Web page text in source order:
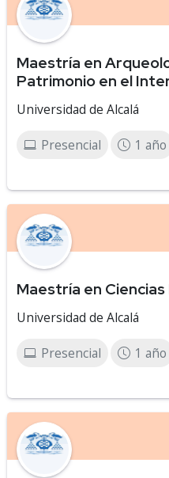
Maestría en
Patrimonio en el
Universidad de Alcalá
Presencial 1 año
Maestría en Ciencias
Universidad de Alcalá
Presencial 1 año